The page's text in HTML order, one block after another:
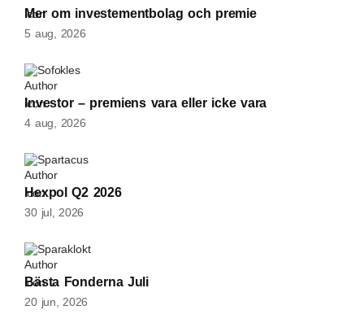
Mer om investementbolag och premie
5 aug, 2026
Sofokles
Investor – premiens vara eller icke vara
4 aug, 2026
Spartacus
Hexpol Q2 2026
30 jul, 2026
Sparaklokt
Bästa Fonderna Juli
20 jun, 2026